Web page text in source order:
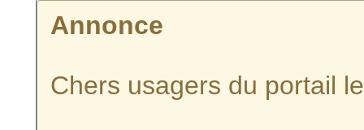
Annonce
Chers usagers du portail